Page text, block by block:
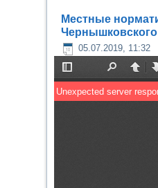
Местные
05.07.2019, 11:32